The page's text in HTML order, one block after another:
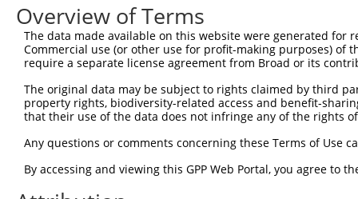
Overview of Terms
The data made available on this website were generated
Commercial use (or other use for profit-making purposes) of
require a separate license agreement from Broad or its
The original data may be subject to rights claimed by third
property rights, biodiversity-related access and benefit-
that their use of the data does not infringe any of the rights
Any questions or comments concerning these Terms of Use
By accessing and viewing this GPP Web Portal, you agree to